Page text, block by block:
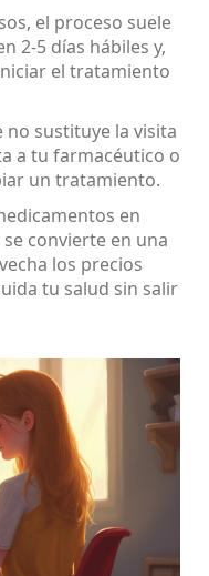
el proceso suele
2‑5 días hábiles y,
el tratamiento
no sustituye la visita
a tu farmacéutico o
un tratamiento.
en
convierte en una
los precios
tu salud sin salir